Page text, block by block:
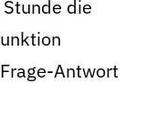
die
Antwort